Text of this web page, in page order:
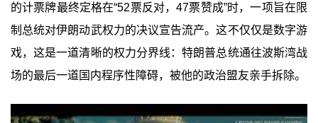
的计票牌最终定格在“52票反对，47票赞成”时，一项旨在限
制总统对伊朗动武权力的决议宣告流产。这不仅仅是数字游
戏，这是一道清晰的权力分界线：特朗普总统通往波斯湾战
场的最后一道国内程序性障碍，被他的政治盟友亲手拆除。